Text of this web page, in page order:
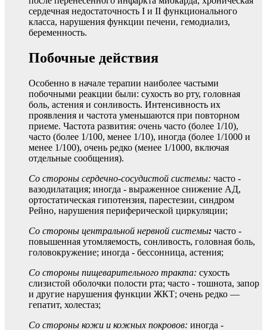
сердечная недостаточность I и II функционального
класса, нарушения функции печени, гемодиализ,
беременность.
Побочные действия
Особенно в начале терапии наиболее частыми
побочными реакции были: сухость во рту, головная
боль, астения и сонливость. Интенсивность их
проявления и частота уменьшаются при повторном
приеме. Частота развития: очень часто (более 1/10),
часто (более 1/100, менее 1/10), иногда (более 1/1000 и
менее 1/100), очень редко (менее 1/1000, включая
отдельные сообщения).
Со стороны сердечно-сосудистой системы: часто -
вазодилатация; иногда - выраженное снижение АД,
ортостатическая гипотензия, парестезии, синдром
Рейно, нарушения периферической циркуляции;
Со стороны центральной нервной системы: часто -
повышенная утомляемость, сонливость, головная боль,
головокружение; иногда - бессонница, астения;
Со стороны пищеварительного тракта: сухость
слизистой оболочки полости рта; часто - тошнота, запор
и другие нарушения функции ЖКТ; очень редко —
гепатит, холестаз;
Со стороны кожи и кожных покровов: иногда -